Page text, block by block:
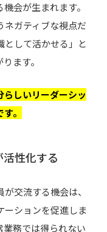
会が生まれます。
ネガティブな視点だ
として活かせる」と
ます。
らしいリーダーシッ
。
性化する
交流する機会は、
ーションを促進しま
業務では得られない